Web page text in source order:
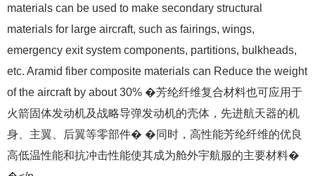
materials can be used to make secondary structural
materials for large aircraft, such as fairings, wings,
emergency exit system components, partitions, bulkheads,
etc. Aramid fiber composite materials can Reduce the weight
of the aircraft by about 30% �芳纶纤维复合材料也可应用于
火箭固体发动机及战略导弹发动机的壳体，先进航天器的机
身、主翼、后翼等零部件� �同时，高性能芳纶纤维的优良
高低温性能和抗冲击性能使其成为舱外宇航服的主要材料�